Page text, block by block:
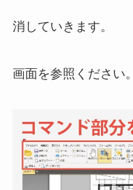
消していきます。
画面を参照ください。